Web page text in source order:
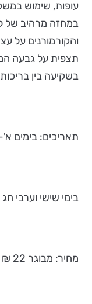
עופות, שימוש
במחזה מרהיב של
והקורמורנים על
תצפית על גבעה
בשקיעה בין
תאריכים: בימים א'-ה'
בימי שישי וערבי חג 8:00-15:00
מחיר: מבוגר 22 ₪ , ילד 10 ₪.